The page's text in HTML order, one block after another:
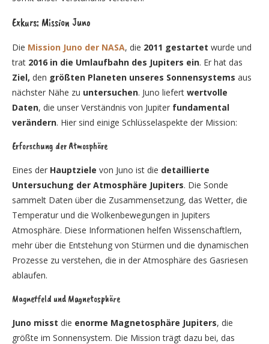
Exkurs: Mission Juno
Die Mission Juno der NASA, die 2011 gestartet wurde und
trat 2016 in die Umlaufbahn des Jupiters ein. Er hat das
Ziel, den größten Planeten unseres Sonnensystems aus
nächster Nähe zu untersuchen. Juno liefert wertvolle
Daten, die unser Verständnis von Jupiter fundamental
verändern. Hier sind einige Schlüsselaspekte der Mission:
Erforschung der Atmosphäre
Eines der Hauptziele von Juno ist die detaillierte
Untersuchung der Atmosphäre Jupiters. Die Sonde
sammelt Daten über die Zusammensetzung, das Wetter, die
Temperatur und die Wolkenbewegungen in Jupiters
Atmosphäre. Diese Informationen helfen Wissenschaftlern,
mehr über die Entstehung von Stürmen und die dynamischen
Prozesse zu verstehen, die in der Atmosphäre des Gasriesen
ablaufen.
Magnetfeld und Magnetosphäre
Juno misst die enorme Magnetosphäre Jupiters, die
größte im Sonnensystem. Die Mission trägt dazu bei, das